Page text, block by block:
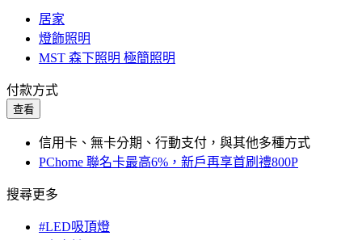
居家
燈飾照明
MST 森下照明 極簡照明
付款方式
查看
信用卡、無卡分期、行動支付，與其他多種方式
PChome 聯名卡最高6%，新戶再享首刷禮800P
搜尋更多
#LED吸頂燈